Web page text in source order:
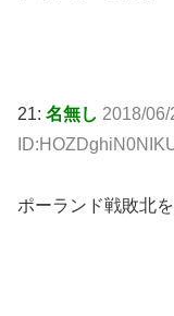
21: 名無し 2018/
ポーランド戦敗北